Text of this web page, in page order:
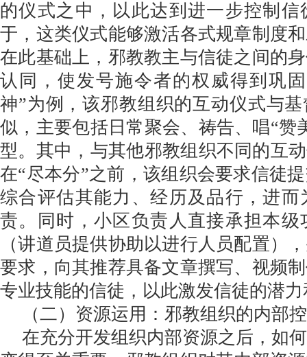
的仪式之中，以此达到进一步控制信
于，这类仪式能够激活各式规章制度
在此基础上，邪教教主与信徒之间的
认同，使发号施令者的权威得到巩
神”为例，该邪教组织的互动仪式与
似，主要包括日常聚会、祷告、唱“赞
型。其中，与其他邪教组织不同的互
在“尽本分”之前，该组织会要求信徒
综合评估其能力、经历及品行，进而
责。同时，小区负责人直接承担本级
（讲道员提供协助以进行人员配置）
要求，向其推荐具备文章撰写、视频
专业技能的信徒，以此激发信徒的潜
（二）资源运用：邪教组织的内部
在充分开发组织内部资源之后，如